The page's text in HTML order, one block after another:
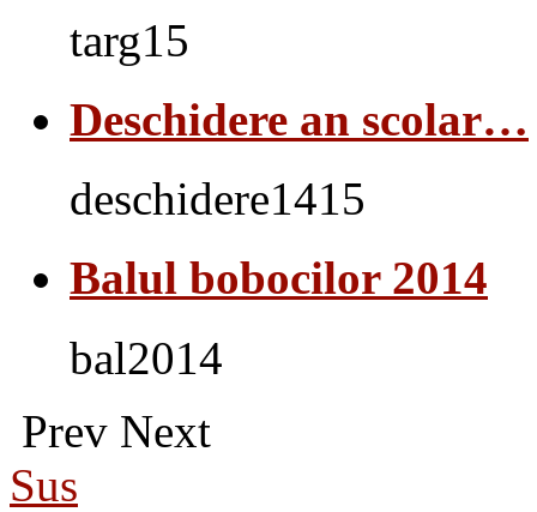
targ15
Deschidere an scolar…
deschidere1415
Balul bobocilor 2014
bal2014
Prev Next
Sus